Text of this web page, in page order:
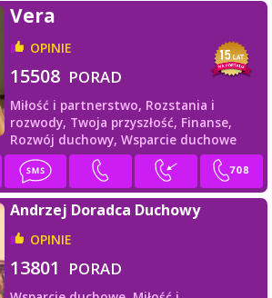
Vera
OPINIE
15508 PORAD
Miłość i partnerstwo, Rozstania i
rozwody, Twoja przyszłość, Finanse,
Rozwój duchowy, Wsparcie duchowe
Andrzej Doradca Duchowy
OPINIE
13801 PORAD